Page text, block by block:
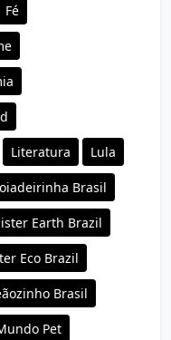
Fé
Literatura Lula
Brasil
Earth Brazil
Eco Brazil
Brasil
Pet